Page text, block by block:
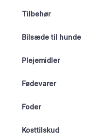
Tilbehør
Bilsæde til hunde
Plejemidler
Fødevarer
Foder
Kosttilskud